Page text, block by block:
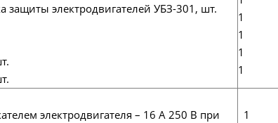
электродвигателей УБЗ-301, шт.
1
1
1
1
электродвигателя – 16 А 250 В при
1